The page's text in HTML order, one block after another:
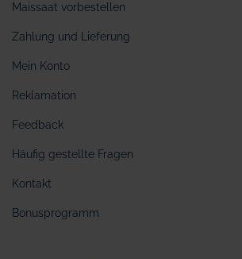
Maissaat vorbestellen
Zahlung und Lieferung
Mein Konto
Reklamation
Feedback
Häufig gestellte Fragen
Kontakt
Bonusprogramm